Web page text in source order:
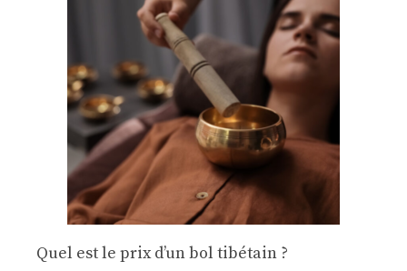
Quel est le prix d’un bol tibétain ?